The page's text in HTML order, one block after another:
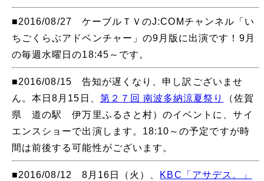
■2016/08/27 ケーブルＴＶのJ:COMチャンネル「い
ちごくらぶアドベンチャー」の9月版に出演です！9月
の毎週水曜日の18:45～です。
■2016/08/15 告知が遅くなり、申し訳ございませ
ん。本日8月15日、 第２７回 南波多納涼夏祭り
（佐賀
県 道の駅 伊万里ふるさと村）のイベントに、サイ
エンスショーで出演します。18:10～の予定ですが時
間は前後する可能性がございます。
■2016/08/12 8月16日（火）、 KBC「アサデス。」